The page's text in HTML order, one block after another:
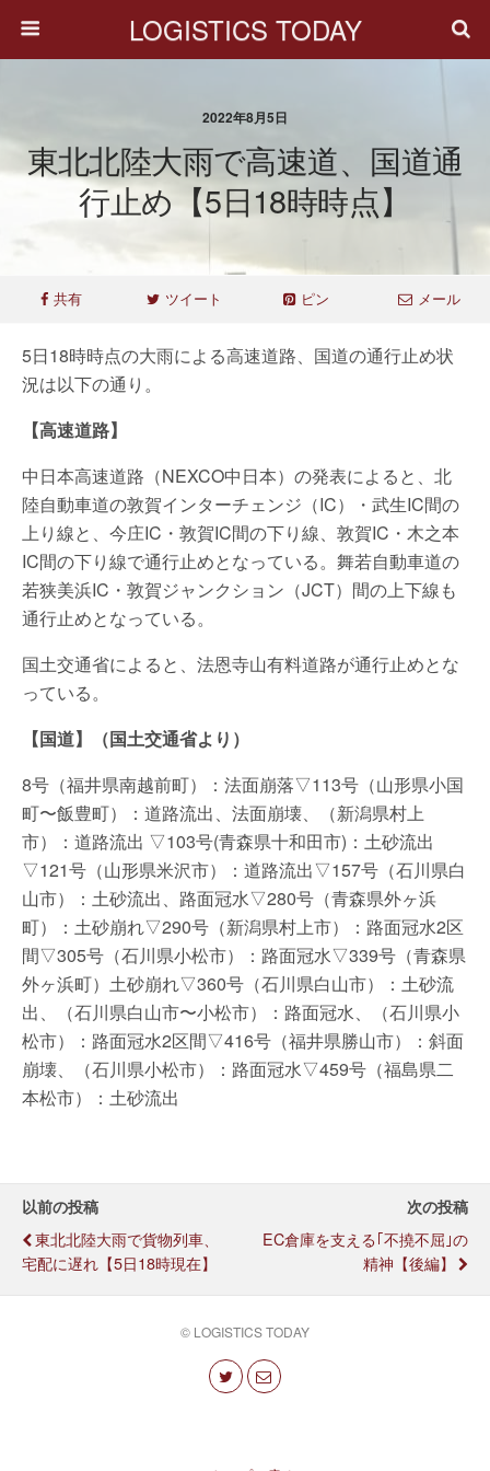
LOGISTICS TODAY
2022年8月5日
東北北陸大雨で高速道、国道通
行止め【5日18時時点】
共有 ツイート ピン メール
5日18時時点の大雨による高速道路、国道の通行止め状
況は以下の通り。
【高速道路】
中日本高速道路（NEXCO中日本）の発表によると、北
陸自動車道の敦賀インターチェンジ（IC）・武生IC間の
上り線と、今庄IC・敦賀IC間の下り線、敦賀IC・木之本
IC間の下り線で通行止めとなっている。舞若自動車道の
若狭美浜IC・敦賀ジャンクション（JCT）間の上下線も
通行止めとなっている。
国土交通省によると、法恩寺山有料道路が通行止めとな
っている。
【国道】（国土交通省より）
8号（福井県南越前町）：法面崩落▽113号（山形県小国
町〜飯豊町）：道路流出、法面崩壊、（新潟県村上
市）：道路流出 ▽103号(青森県十和田市)：土砂流出
▽121号（山形県米沢市）：道路流出▽157号（石川県白
山市）：土砂流出、路面冠水▽280号（青森県外ヶ浜
町）：土砂崩れ▽290号（新潟県村上市）：路面冠水2区
間▽305号（石川県小松市）：路面冠水▽339号（青森県
外ヶ浜町）土砂崩れ▽360号（石川県白山市）：土砂流
出、（石川県白山市〜小松市）：路面冠水、（石川県小
松市）：路面冠水2区間▽416号（福井県勝山市）：斜面
崩壊、（石川県小松市）：路面冠水▽459号（福島県二
本松市）：土砂流出
以前の投稿
東北北陸大雨で貨物列車、
宅配に遅れ【5日18時現在】
次の投稿
EC倉庫を支える｢不撓不屈｣の
精神【後編】
© LOGISTICS TODAY